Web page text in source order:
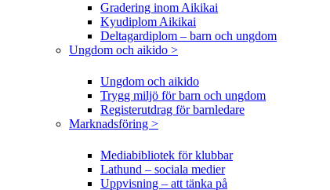
Gradering inom Aikikai
Kyudiplom Aikikai
Deltagardiplom – barn och ungdom
Ungdom och aikido >
Ungdom och aikido
Trygg miljö för barn och ungdom
Registerutdrag för barnledare
Marknadsföring >
Mediabibliotek för klubbar
Lathund – sociala medier
Uppvisning – att tänka på